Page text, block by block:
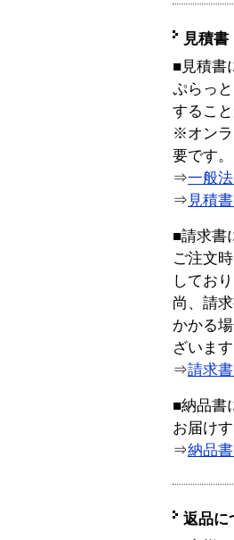
見積
■見積書
ぷらっ
すること
※オンラ
要です。
⇒一般
⇒ 見積
■請求書
ご注文
しており
尚、請
かかる
ざいます
⇒請求
■納品書
お届け
⇒納品
返品に